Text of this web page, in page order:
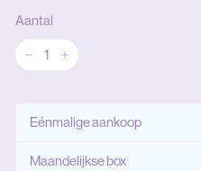
Aantal
Eénmalige aankoop
Maandelijkse box